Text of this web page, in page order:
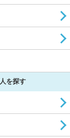
を探す